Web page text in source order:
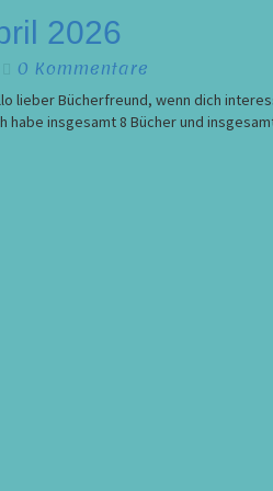
2026
Kommentare
0 Kommentare
lieber Bücherfreund, wenn dich
habe insgesamt 8 Bücher und